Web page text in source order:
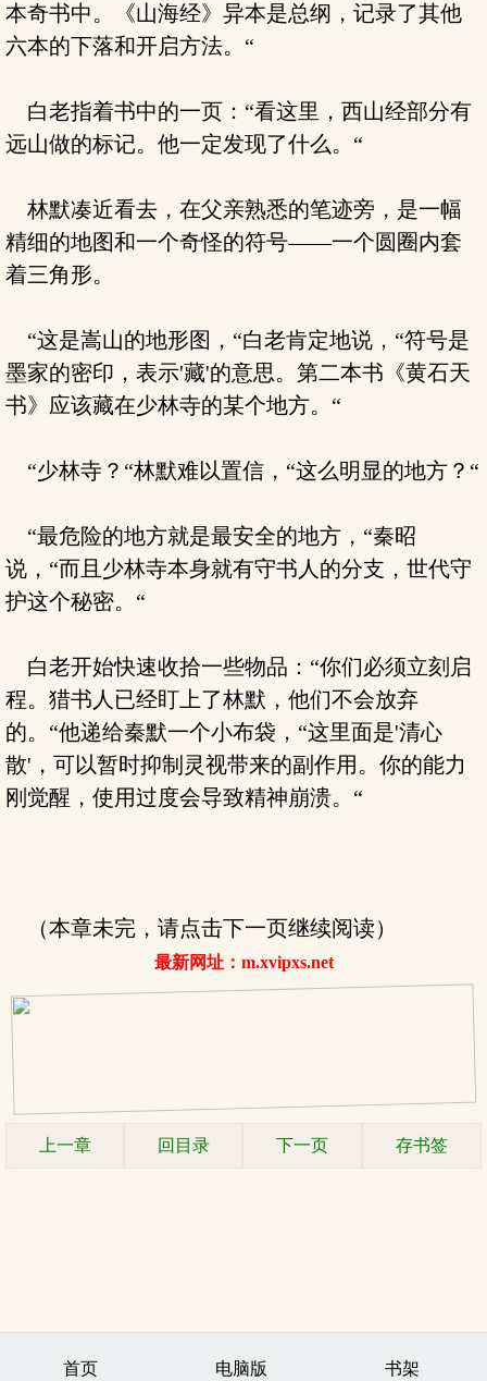
本奇书中。《山海经》异本是总纲，记录了其他
六本的下落和开启方法。“
白老指着书中的一页：“看这里，西山经部分有
远山做的标记。他一定发现了什么。“
林默凑近看去，在父亲熟悉的笔迹旁，是一幅
精细的地图和一个奇怪的符号——一个圆圈内套
着三角形。
“这是嵩山的地形图，“白老肯定地说，“符号是
墨家的密印，表示'藏'的意思。第二本书《黄石天
书》应该藏在少林寺的某个地方。“
“少林寺？“林默难以置信，“这么明显的地方？“
“最危险的地方就是最安全的地方，“秦昭
说，“而且少林寺本身就有守书人的分支，世代守
护这个秘密。“
白老开始快速收拾一些物品：“你们必须立刻启
程。猎书人已经盯上了林默，他们不会放弃
的。“他递给秦默一个小布袋，“这里面是'清心
散'，可以暂时抑制灵视带来的副作用。你的能力
刚觉醒，使用过度会导致精神崩溃。“
（本章未完，请点击下一页继续阅读）
最新网址：m.xvipxs.net
上一章 回目录 下一页 存书签
首页 电脑版 书架